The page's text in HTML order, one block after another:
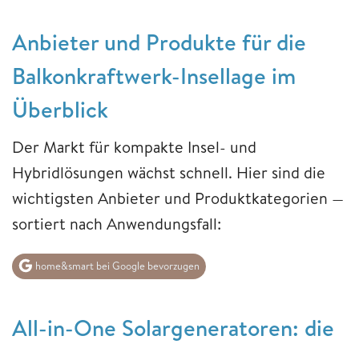
Anbieter und Produkte für die
Balkonkraftwerk-Insellage im
Überblick
Der Markt für kompakte Insel- und
Hybridlösungen wächst schnell. Hier sind die
wichtigsten Anbieter und Produktkategorien —
sortiert nach Anwendungsfall:
home&smart bei Google bevorzugen
All-in-One Solargeneratoren: die